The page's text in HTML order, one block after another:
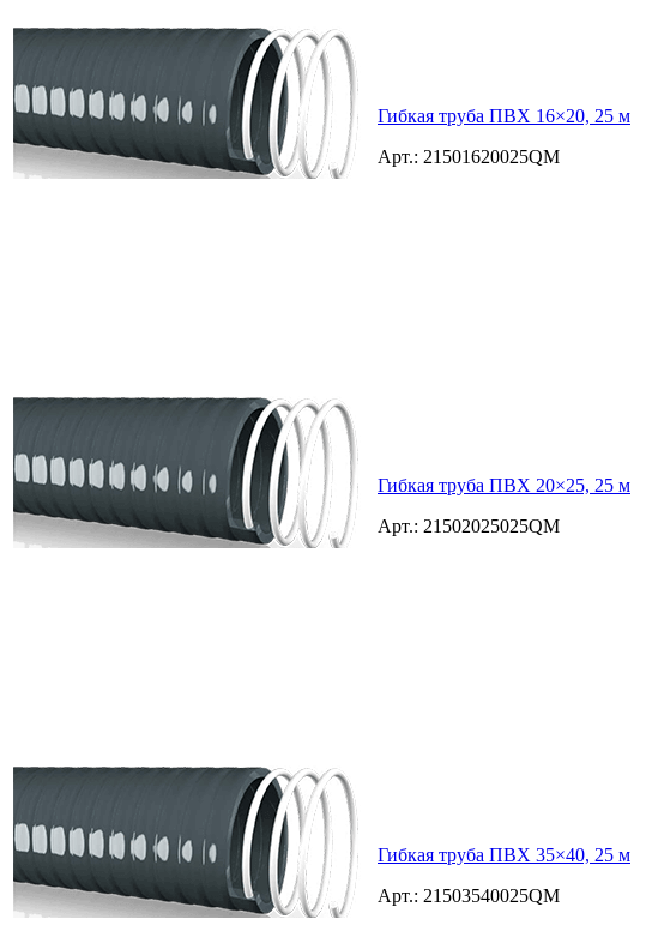
Гибкая труба ПВХ 16×20, 25 м
Арт.: 21501620025QM
Гибкая труба ПВХ 20×25, 25 м
Арт.: 21502025025QM
Гибкая труба ПВХ 35×40, 25 м
Арт.: 21503540025QM